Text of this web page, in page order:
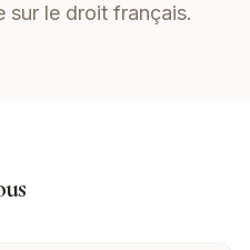
sur le droit français.